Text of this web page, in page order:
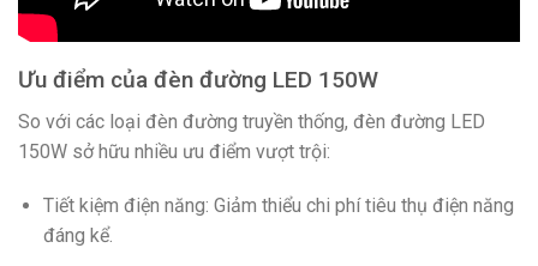
Ưu điểm của đèn đường LED 150W
So với các loại đèn đường truyền thống, đèn đường LED
150W sở hữu nhiều ưu điểm vượt trội:
Tiết kiệm điện năng: Giảm thiểu chi phí tiêu thụ điện năng
đáng kể.